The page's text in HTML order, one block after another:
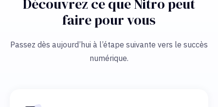
Découvrez ce que Nitro peut
faire pour vous
Passez dès aujourd’hui à l’étape suivante vers le succès
numérique.